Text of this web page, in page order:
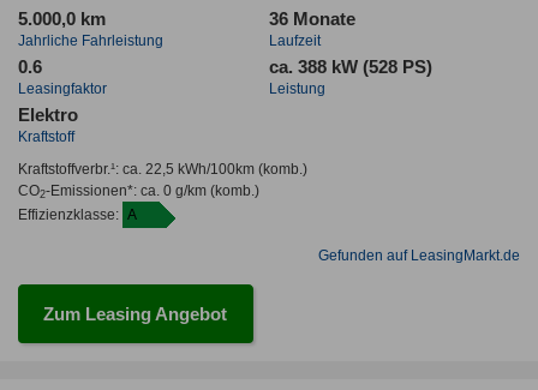
5.000,0 km
Jahrliche Fahrleistung
36 Monate
Laufzeit
0.6
Leasingfaktor
ca. 388 kW (528 PS)
Leistung
Elektro
Kraftstoff
Kraftstoffverbr.¹: ca. 22,5 kWh/100km(komb.)
CO2-Emissionen*: ca. 0 g/km(komb.)
Effizienzklasse: A
Gefunden auf LeasingMarkt.de
Zum Leasing Angebot